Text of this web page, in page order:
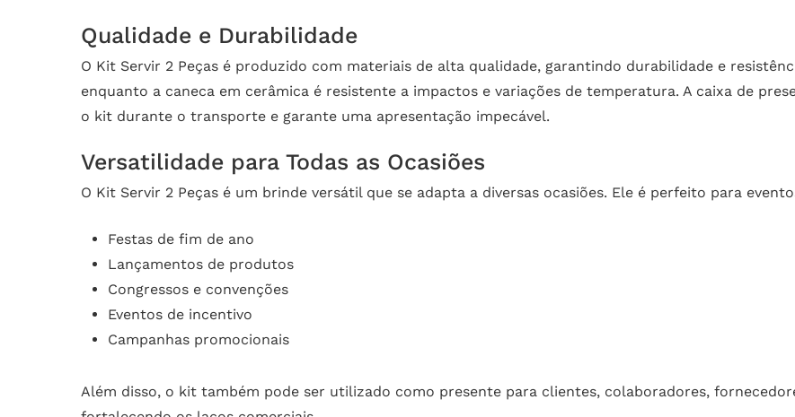
Qualidade e Durabilidade
O Kit Servir 2 Peças é produzido com materiais de alta qualidade, garantindo durabilidade e
enquanto a caneca em cerâmica é resistente a impactos e variações de temperatura. A caixa de
o kit durante o transporte e garante uma apresentação impecável.
Versatilidade para Todas as Ocasiões
O Kit Servir 2 Peças é um brinde versátil que se adapta a diversas ocasiões. Ele é perfeito para
Festas de fim de ano
Lançamentos de produtos
Congressos e convenções
Eventos de incentivo
Campanhas promocionais
Além disso, o kit também pode ser utilizado como presente para clientes, colaboradores,